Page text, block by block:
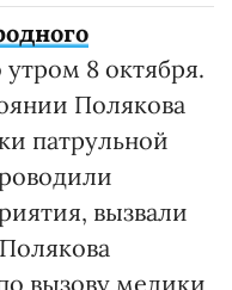
8 октября.
Полякова
патрульной
вызвали
вызову медики,